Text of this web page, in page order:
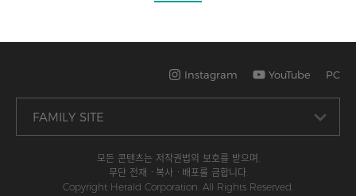
Instagram YouTube PC
모든 콘텐츠는 저작권법의 보호를 받으며,
무단 전재ㆍ복사ㆍ배포를 금합니다.
Copyright Herald Corporation. All Rights Reserved.